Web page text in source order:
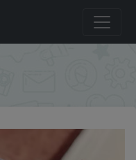
highlighter dazzling
color development,